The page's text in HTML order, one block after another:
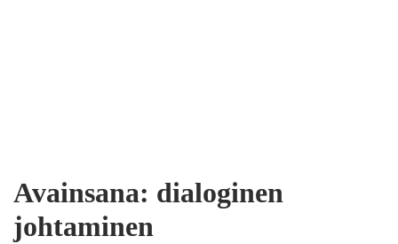
Avainsana: dialoginen
johtaminen